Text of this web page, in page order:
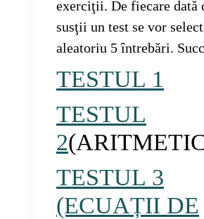
exerciţii. De fiecare dată
susţii un test se vor
aleatoriu 5 întrebări.
TESTUL 1
TESTUL
2
TESTUL 3
(ECUAȚII DE